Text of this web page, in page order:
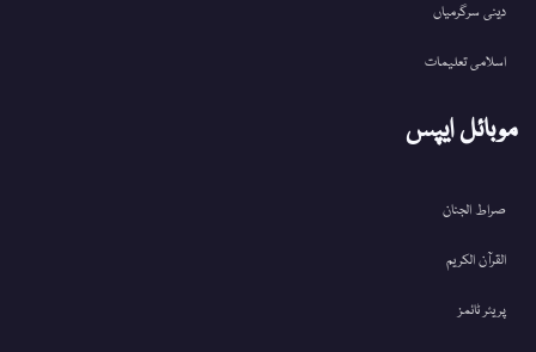
دینی سرگرمیاں
اسلامی تعلیمات
موبائل ایپس
صراط الجنان
القرآن الکریم
پریئر ٹائمز